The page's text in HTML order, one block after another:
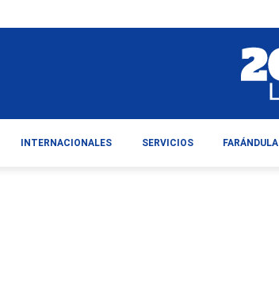
INTERNACIONALES SERVICIOS FARÁNDULA